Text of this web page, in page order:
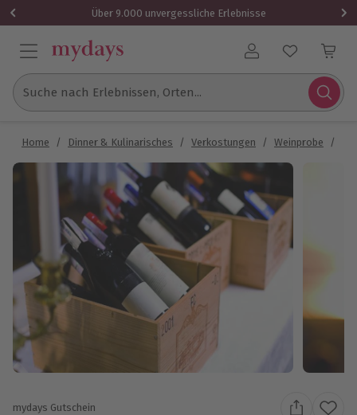
Über 9.000 unvergessliche Erlebnisse
Benutzerkonto
Suche nach Erlebnissen, Orten...
Home / Dinner & Kulinarisches / Verkostungen / Weinprobe /
mydays Gutschein